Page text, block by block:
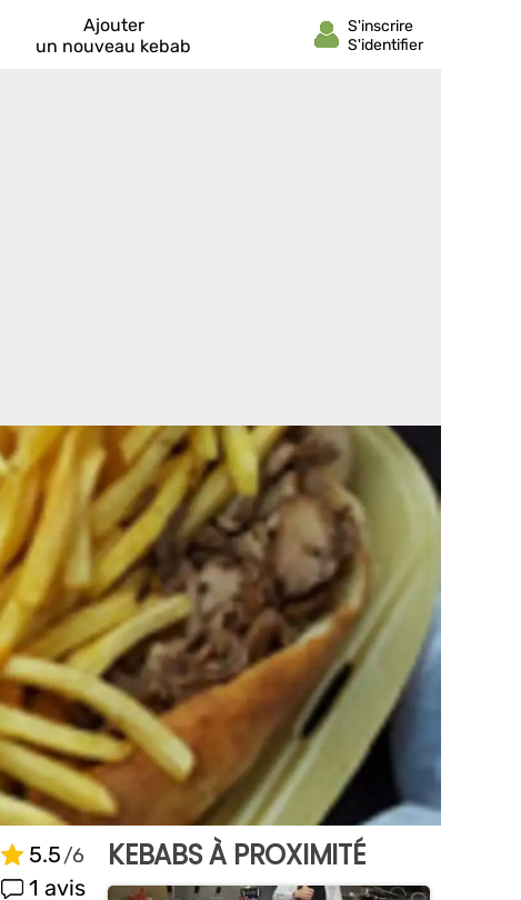
Ajouter
un nouveau kebab
5.5
1 avis
KEBABS À PROXIMITÉ